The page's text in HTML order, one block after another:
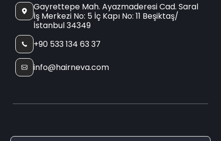
Gayrettepe Mah. Ayazmaderesi Cad. Saral
İş Merkezi No: 5 İç Kapı No: 11 Beşiktaş/
İstanbul 34349
+90 533 134 63 37
info@hairneva.com